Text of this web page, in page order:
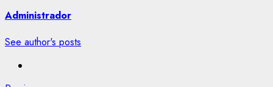
Administrador
See author's posts